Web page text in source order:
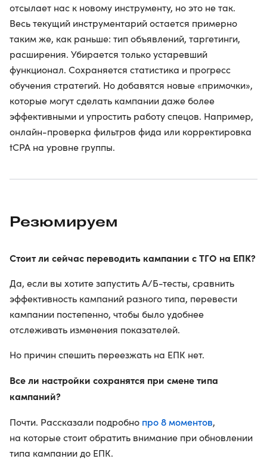
отсылает нас к новому инструменту, но это не так.
Весь текущий инструментарий остается примерно
таким же, как раньше: тип объявлений, таргетинги,
расширения. Убирается только устаревший
функционал. Сохраняется статистика и прогресс
обучения стратегий. Но добавятся новые «примочки»,
которые могут сделать кампании даже более
эффективными и упростить работу спецов. Например,
онлайн-проверка фильтров фида или корректировка
tCPA на уровне группы.
Резюмируем
Стоит ли сейчас переводить кампании с ТГО на ЕПК?
Да, если вы хотите запустить А/Б-тесты, сравнить
эффективность кампаний разного типа, перевести
кампании постепенно, чтобы было удобнее
отслеживать изменения показателей.
Но причин спешить переезжать на ЕПК нет.
Все ли настройки сохранятся при смене типа
кампаний?
Почти. Рассказали подробно про 8 моментов,
на которые стоит обратить внимание при обновлении
типа кампании до ЕПК.